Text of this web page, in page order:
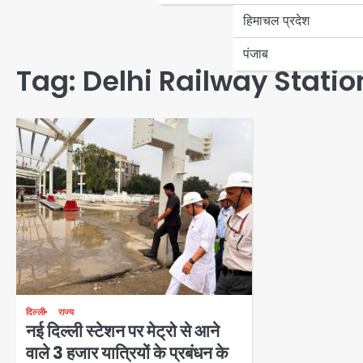
हिमाचल प्रदेश
पंजाब
Tag: Delhi Railway
दिल्ली राज्य
नई दिल्ली स्टेशन पर मेट्रो से आने
वाले 3 हजार यात्रियों के प्रबंधन के